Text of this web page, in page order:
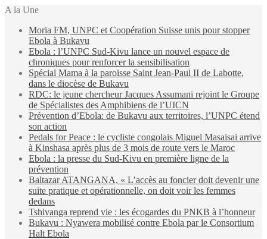
A la Une
Moria FM, UNPC et Coopération Suisse unis pour stopper
Ebola à Bukavu
Ebola : l’UNPC Sud-Kivu lance un nouvel espace de
chroniques pour renforcer la sensibilisation
Spécial Mama à la paroisse Saint Jean-Paul II de Labotte,
dans le diocèse de Bukavu
RDC: le jeune chercheur Jacques Assumani rejoint le Groupe
de Spécialistes des Amphibiens de l’UICN
Prévention d’Ebola: de Bukavu aux territoires, l’UNPC étend
son action
Pedals for Peace : le cycliste congolais Miguel Masaisai arrive
à Kinshasa après plus de 3 mois de route vers le Maroc
Ebola : la presse du Sud-Kivu en première ligne de la
prévention
Baltazar ATANGANA, « L’accès au foncier doit devenir une
suite pratique et opérationnelle, on doit voir les femmes
dedans
Tshivanga reprend vie : les écogardes du PNKB à l’honneur
Bukavu : Nyawera mobilisé contre Ebola par le Consortium
Halt Ebola